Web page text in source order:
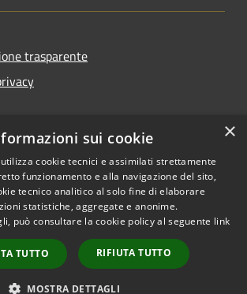
trasparente
di accessibilità 2025
Copyright © 2026 • Comune di
Osio Sotto • Powered by
Municipium•
Accesso
redazione
×
sui cookie
cookie tecnici e assimilati strettamente
funzionamento e alla navigazione del sito,
tecnico analitico al solo fine di elaborare
statistiche, aggregate e anonime.
può consultare la cookie policy al seguente link
TUTTO RIFIUTA TUTTO
MOSTRA DETTAGLI